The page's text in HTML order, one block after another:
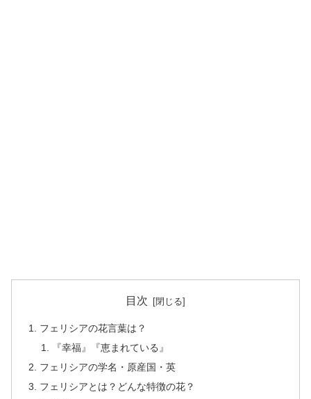
目次
フェリシアの花言葉は？
『幸福』『恵まれている』
フェリシアの学名・原産国・英
フェリシアとは？どんな特徴の花？